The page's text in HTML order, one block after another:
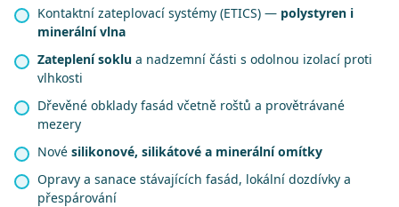
Kontaktní zateplovací systémy (ETICS) — polystyren i
minerální vlna
Zateplení soklu a nadzemní části s odolnou izolací proti
vlhkosti
Dřevěné obklady fasád včetně roštů a provětrávané
mezery
Nové silikonové, silikátové a minerální omítky
Opravy a sanace stávajících fasád, lokální dozdívky a
přespárování